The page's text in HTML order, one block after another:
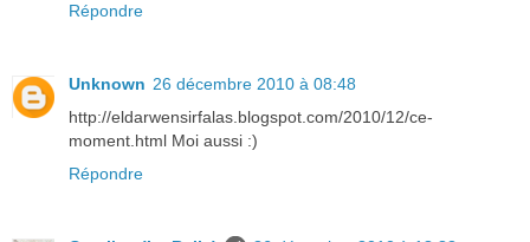
Répondre
Unknown 26 décembre 2010 à 08:48
http://eldarwensirfalas.blogspot.com/2010/12/ce-
moment.html Moi aussi :)
Répondre